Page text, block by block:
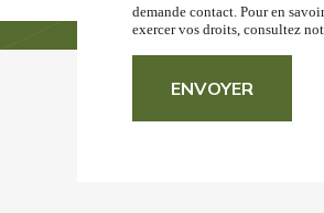
demande contact. Pour en
exercer vos droits, consultez
ENVOYER